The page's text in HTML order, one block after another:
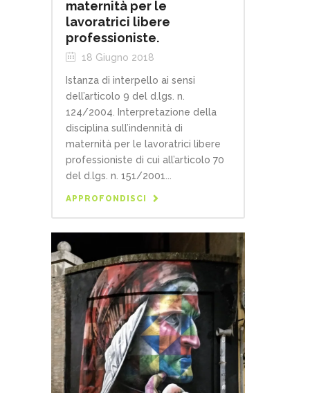
maternità per le
lavoratrici libere
professioniste.
18 Giugno 2018
Istanza di interpello ai sensi
dell’articolo 9 del d.lgs. n.
124/2004. Interpretazione della
disciplina sull’indennità di
maternità per le lavoratrici libere
professioniste di cui all’articolo 70
del d.lgs. n. 151/2001...
APPROFONDISCI